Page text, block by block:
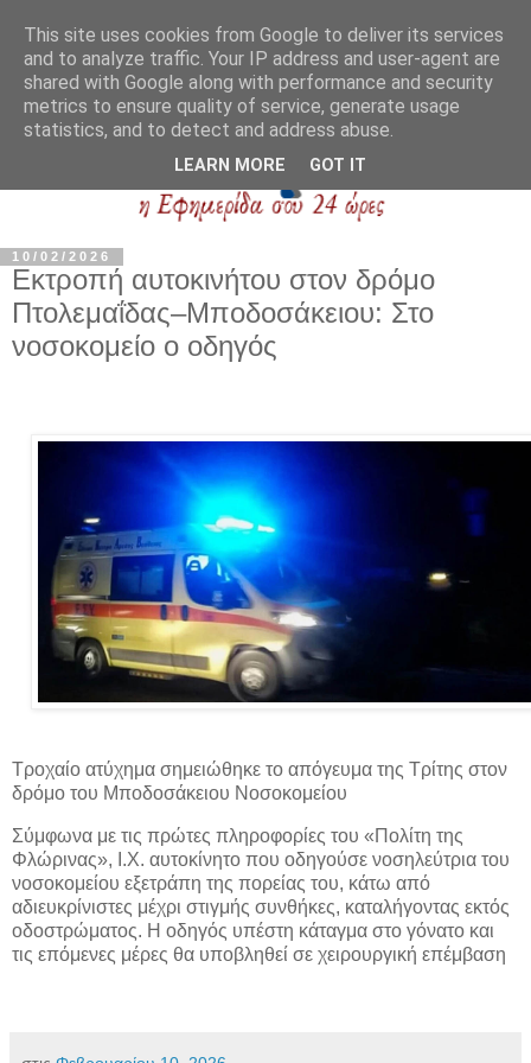
10/02/2026
Εκτροπή αυτοκινήτου στον δρόμο
Πτολεμαΐδας–Μποδοσάκειου: Στο
νοσοκομείο ο οδηγός
Τροχαίο ατύχημα σημειώθηκε το απόγευμα της Τρίτης στον
δρόμο του Μποδοσάκειου Νοσοκομείου
Σύμφωνα με τις πρώτες πληροφορίες του «Πολίτη της
Φλώρινας», Ι.Χ. αυτοκίνητο που οδηγούσε νοσηλεύτρια του
νοσοκομείου εξετράπη της πορείας του, κάτω από
αδιευκρίνιστες μέχρι στιγμής συνθήκες, καταλήγοντας εκτός
οδοστρώματος. Η οδηγός υπέστη κάταγμα στο γόνατο και
τις επόμενες μέρες θα υποβληθεί σε χειρουργική επέμβαση
This site uses cookies from Google to deliver its services
and to analyze traffic. Your IP address and user-agent are
shared with Google along with performance and security
metrics to ensure quality of service, generate usage
statistics, and to detect and address abuse.
LEARN MORE GOT IT